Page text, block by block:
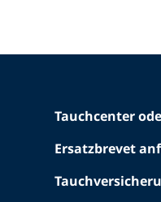
Tauchcenter
Ersatzbrevet